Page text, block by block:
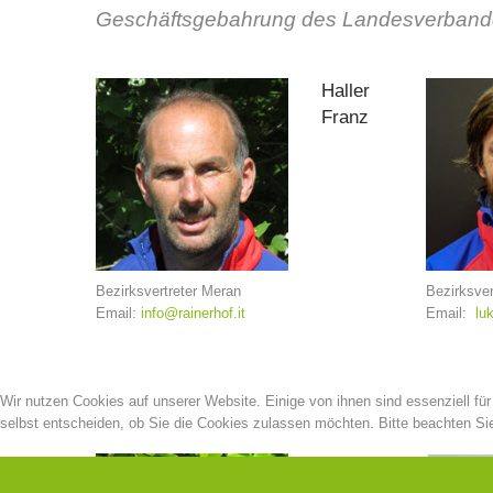
Geschäftsgebahrung des
Haller
Franz
Bezirksvertreter Meran
Email: info@rainerhof.it
Email:
Wir nutzen Cookies auf unserer Website. Einige von ihnen sind essenziell
selbst entscheiden, ob Sie die Cookies zulassen möchten. Bitte beachten